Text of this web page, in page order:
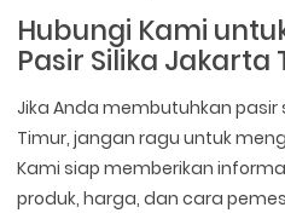
Hubungi Kami
Pasir Silika Jakarta
Jika Anda membutuhkan pasir
Timur, jangan ragu untuk
Kami siap memberikan
produk, harga, dan cara